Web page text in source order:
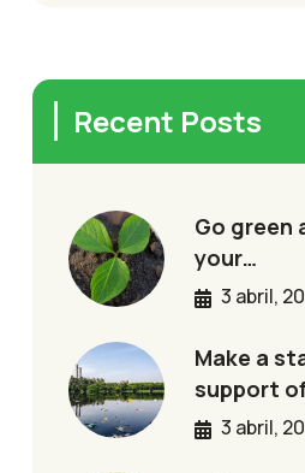
Recent Posts
Go green
your…
3 abril,
Make a
support
3 abril,